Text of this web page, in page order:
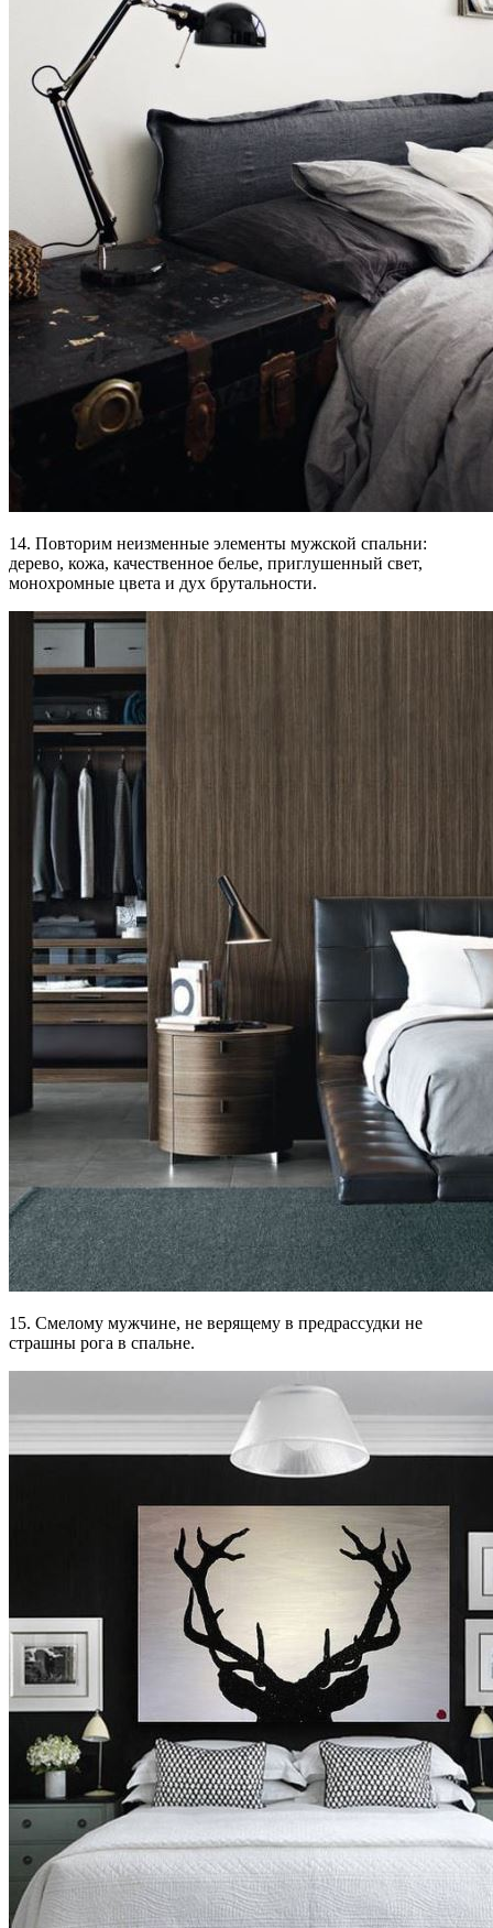
14. Повторим неизменные элементы мужской спальни:
дерево, кожа, качественное белье, приглушенный свет,
монохромные цвета и дух брутальности.
15. Смелому мужчине, не верящему в предрассудки не
страшны рога в спальне.